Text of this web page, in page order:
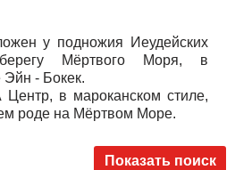
у подножия Иеудейских
Мёртвого Моря, в
Эйн - Бокек.
в мароканском стиле,
роде на Мёртвом Море.
Показать поиск